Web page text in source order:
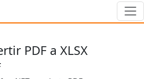
PDF a XLSX